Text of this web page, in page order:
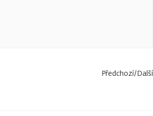
Předchozí/Další